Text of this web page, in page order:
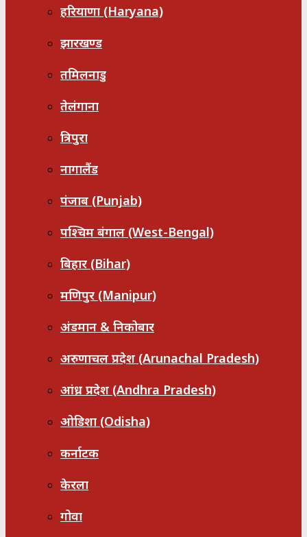
हरियाणा (Haryana)
झारखण्ड
तमिलनाडु
तेलंगाना
त्रिपुरा
नागालैंड
पंजाब (Punjab)
पश्चिम बंगाल (West-Bengal)
बिहार (Bihar)
मणिपुर (Manipur)
अंडमान & निकोबार
अरुणाचल प्रदेश (Arunachal Pradesh)
आंध्र प्रदेश (Andhra Pradesh)
ओडिशा (Odisha)
कर्नाटक
केरला
गोवा